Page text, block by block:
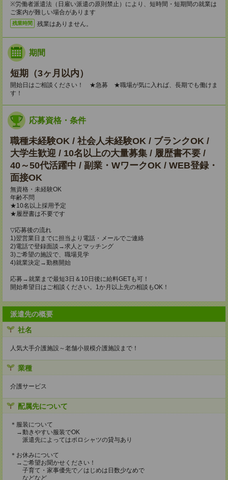
※労働者派遣法（日雇い派遣の原則禁止）により、短時間・短期間の就業は
ご案内が難しい場合があります
残業時間 残業はありません。
期間
短期（3ヶ月以内）
開始日はご相談ください！ ★急募 ★職場が気に入れば、長期でも働けま
す！
応募資格・条件
職種未経験OK / 社会人未経験OK / ブランクOK /
大学生歓迎 / 10名以上の大量募集 / 履歴書不要 /
40～50代活躍中 / 副業・WワークOK / WEB登録・
面接OK
無資格・未経験OK
年齢不問
★10名以上採用予定
★履歴書は不要です
▽応募後の流れ
1)翌営業日までに担当より電話・メールでご連絡
2)電話で登録面談→求人とマッチング
3)ご希望の施設で、職場見学
4)就業決定→勤務開始
応募→就業まで最短3日＆10日後に給料GETも可！
開始希望日はご相談ください。1か月以上先の相談もOK！
派遣先の概要
社名
人気大手介護施設～老舗小規模介護施設まで！
業種
介護サービス
配属先について
＊服装について
→動きやすい服装でOK
派遣先によってはポロシャツの貸与あり
＊お休みについて
→ご希望お聞かせください！
子育て・家事優先で／はじめは日数少なめで
などなど